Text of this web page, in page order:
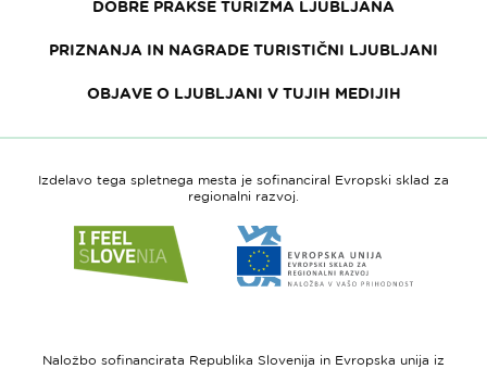
DOBRE PRAKSE TURIZMA LJUBLJANA
PRIZNANJA IN NAGRADE TURISTIČNI LJUBLJANI
OBJAVE O LJUBLJANI V TUJIH MEDIJIH
Izdelavo tega spletnega mesta je sofinanciral Evropski sklad za
regionalni razvoj.
do
spletne
do
spletne
Naložbo sofinancirata Republika Slovenija in Evropska unija iz